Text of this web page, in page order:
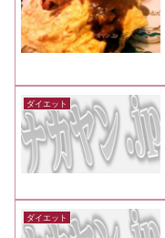
ダイエット
ダイエット